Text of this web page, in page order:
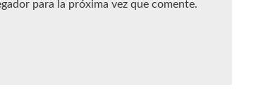
para la próxima vez que comente.